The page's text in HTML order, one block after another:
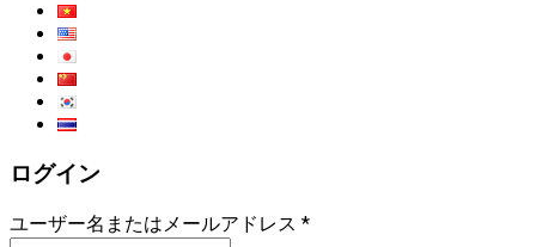
ログイン
ユーザー名またはメールアドレス *